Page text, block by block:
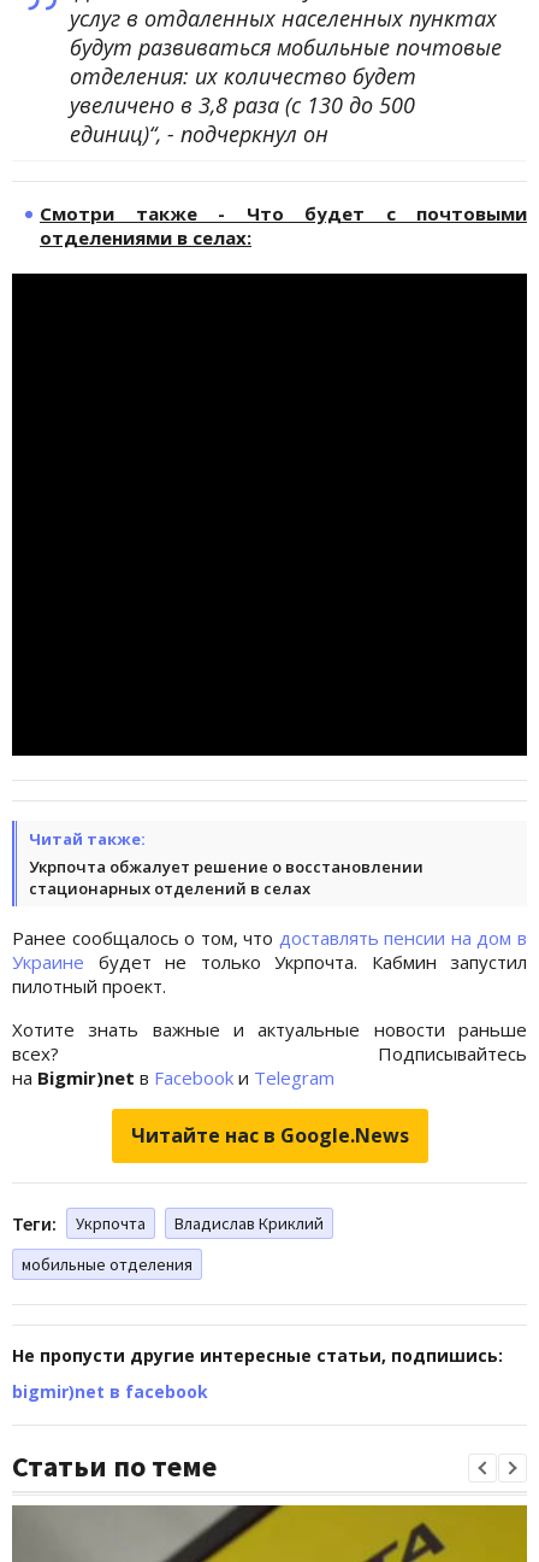
услуг в отдаленных населенных пунктах
будут развиваться мобильные почтовые
отделения: их количество будет
увеличено в 3,8 раза (с 130 до 500
единиц)“, - подчеркнул он
Смотри также - Что будет с почтовыми
отделениями в селах:
Читай также:
Укрпочта обжалует решение о восстановлении
стационарных отделений в селах
Ранее сообщалось о том, что доставлять пенсии на дом в
Украине будет не только Укрпочта. Кабмин запустил
пилотный проект.
Хотите знать важные и актуальные новости раньше
всех? Подписывайтесь
на Bigmir)net в Facebook и Telegram
Читайте нас в Google.News
Теги: Укрпочта
Владислав Криклий
мобильные отделения
Не пропусти другие интересные статьи, подпишись:
bigmir)net в facebook
Статьи по теме